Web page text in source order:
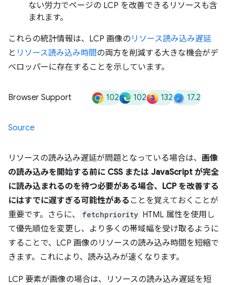
ない労力でページの LCP を改善できるリソースも含
まれます。
これらの統計情報は、LCP 画像の リソース読み込み遅延
と リソース読み込み時間の両方を削減する大きな機会がデ
ベロッパーに存在することを示しています。
Browser Support 102 102 132 17.2
Source
リソースの読み込み遅延が問題となっている場合は、 画像
の読み込みを開始する前に CSS または JavaScript が完全
に読み込まれるのを待つ必要がある場合、LCP を改善する
にはすでに遅すぎる可能性がある ことを覚えておくことが
重要です。さらに、
fetchpriority HTML 属性を使用し
て優先順位を変更し、より多くの帯域幅を受け取るように
することで、LCP 画像のリソースの読み込み時間を短縮で
きます。これにより、読み込みが速くなります。
LCP 要素が画像の場合は、リソースの読み込み遅延を短